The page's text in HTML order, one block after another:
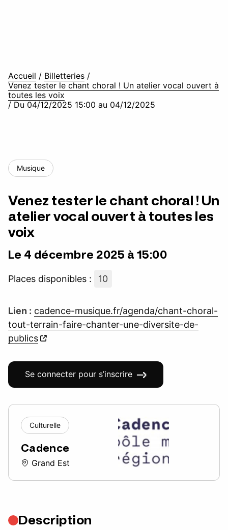
Accueil / Billetteries /
Venez tester le chant choral ! Un atelier vocal ouvert à
toutes les voix
/ Du 04/12/2025 15:00 au 04/12/2025
Musique
Venez tester le chant choral ! Un
atelier vocal ouvert à toutes les
voix
Le 4 décembre 2025 à 15:00
Places disponibles : 10
Lien : cadence-musique.fr/agenda/chant-choral-
tout-terrain-faire-chanter-une-diversite-de-
publics
Se connecter pour s’inscrire
Culturelle
Cadence
Grand Est
Description